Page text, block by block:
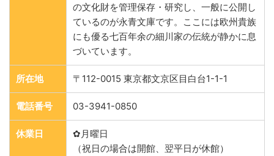
の文化財を管理保存・研究し、一般に公開し
ているのが永青文庫です。ここには欧州貴族
にも優る七百年余の細川家の伝統が静かに息
づいています。
所在地 〒112-0015 東京都文京区目白台1-1-1
電話番号 03-3941-0850
休業日
✿月曜日
（祝日の場合は開館、翌平日が休館）